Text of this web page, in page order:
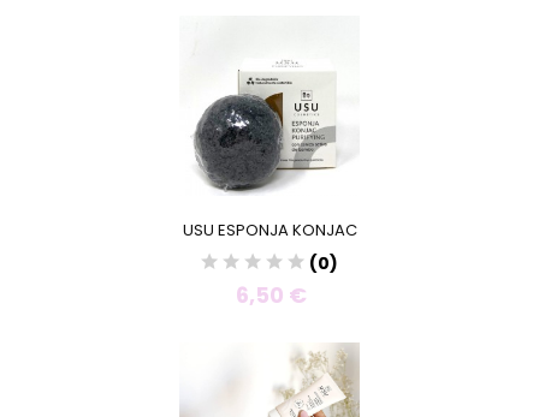
USU ESPONJA KONJAC
(0)
6,50 €